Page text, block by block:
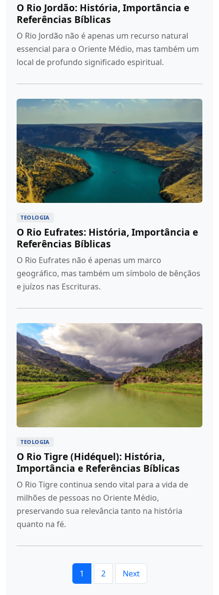
O Rio Jordão: História, Importância e
Referências Bíblicas
O Rio Jordão não é apenas um recurso natural
essencial para o Oriente Médio, mas também um
local de profundo significado espiritual.
TEOLOGIA
O Rio Eufrates: História, Importância e
Referências Bíblicas
O Rio Eufrates não é apenas um marco
geográfico, mas também um símbolo de bênçãos
e juízos nas Escrituras.
TEOLOGIA
O Rio Tigre (Hidéquel): História,
Importância e Referências Bíblicas
O Rio Tigre continua sendo vital para a vida de
milhões de pessoas no Oriente Médio,
preservando sua relevância tanto na história
quanto na fé.
1 2 Next